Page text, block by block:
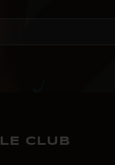
LE CLUB